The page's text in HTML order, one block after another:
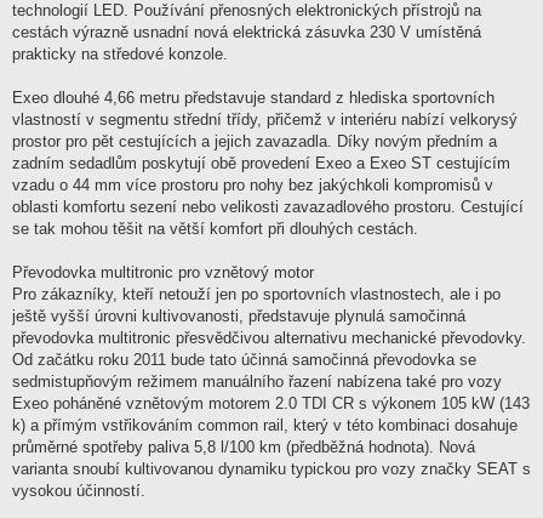
technologií LED. Používání přenosných elektronických přístrojů na
cestách výrazně usnadní nová elektrická zásuvka 230 V umístěná
prakticky na středové konzole.
Exeo dlouhé 4,66 metru představuje standard z hlediska sportovních
vlastností v segmentu střední třídy, přičemž v interiéru nabízí velkorysý
prostor pro pět cestujících a jejich zavazadla. Díky novým předním a
zadním sedadlům poskytují obě provedení Exeo a Exeo ST cestujícím
vzadu o 44 mm více prostoru pro nohy bez jakýchkoli kompromisů v
oblasti komfortu sezení nebo velikosti zavazadlového prostoru. Cestující
se tak mohou těšit na větší komfort při dlouhých cestách.
Převodovka multitronic pro vznětový motor
Pro zákazníky, kteří netouží jen po sportovních vlastnostech, ale i po
ještě vyšší úrovni kultivovanosti, představuje plynulá samočinná
převodovka multitronic přesvědčivou alternativu mechanické převodovky.
Od začátku roku 2011 bude tato účinná samočinná převodovka se
sedmistupňovým režimem manuálního řazení nabízena také pro vozy
Exeo poháněné vznětovým motorem 2.0 TDI CR s výkonem 105 kW (143
k) a přímým vstřikováním common rail, který v této kombinaci dosahuje
průměrné spotřeby paliva 5,8 l/100 km (předběžná hodnota). Nová
varianta snoubí kultivovanou dynamiku typickou pro vozy značky SEAT s
vysokou účinností.